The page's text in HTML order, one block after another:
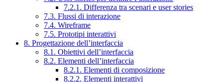
7.2.1. Differenza tra scenari e user stories
7.3. Flussi di interazione
7.4. Wireframe
7.5. Prototipi interattivi
8. Progettazione dell’interfaccia
8.1. Obiettivi dell’interfaccia
8.2. Elementi dell’interfaccia
8.2.1. Elementi di composizione
8.2.2. Elementi interattivi